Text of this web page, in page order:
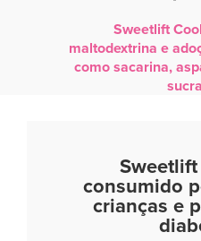
Sweetlift
maltodextrina e
como sacarina,
consumido
crianças e